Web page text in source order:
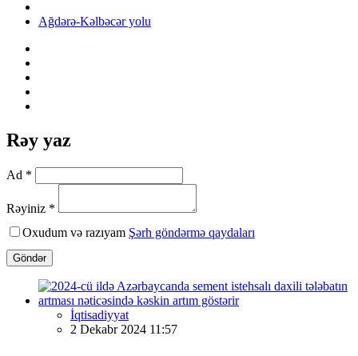
Ağdərə-Kəlbəcər yolu
Rəy yaz
Ad *
Rəyiniz *
Oxudum və razıyam Şərh göndərmə qaydaları
Göndər
İqtisadiyyat
2 Dekabr 2024 11:57